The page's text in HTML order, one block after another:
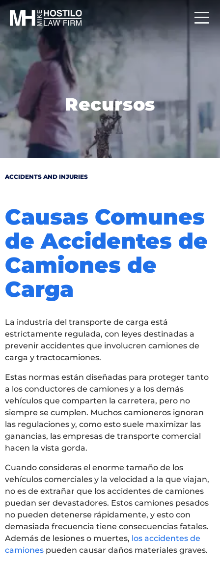
Recursos
ACCIDENTS AND INJURIES
Causas Comunes
de Accidentes de
Camiones de
Carga
La industria del transporte de carga está
estrictamente regulada, con leyes destinadas a
prevenir accidentes que involucren camiones de
carga y tractocamiones.
Estas normas están diseñadas para proteger tanto
a los conductores de camiones y a los demás
vehículos que comparten la carretera, pero no
siempre se cumplen. Muchos camioneros ignoran
las regulaciones y, como esto suele maximizar las
ganancias, las empresas de transporte comercial
hacen la vista gorda.
Cuando consideras el enorme tamaño de los
vehículos comerciales y la velocidad a la que viajan,
no es de extrañar que los accidentes de camiones
puedan ser devastadores. Estos camiones pesados
no pueden detenerse rápidamente, y esto con
demasiada frecuencia tiene consecuencias fatales.
Además de lesiones o muertes, los accidentes de
camiones pueden causar daños materiales graves.